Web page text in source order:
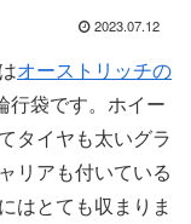
2023.07.12
オーストリッチの
行袋です。ホイー
タイヤも太いグラ
リアも付いている
はとても収まりま